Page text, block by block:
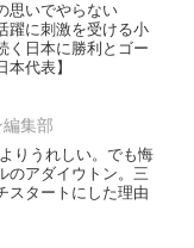
思いでやらない
躍に刺激を受ける小
く日本に勝利とゴー
本代表】
集部
りうれしい。でも悔
のアダイウトン。三
スタートにした理由